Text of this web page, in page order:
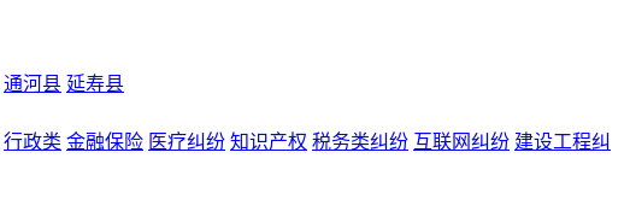
通河县 延寿县
行政类 金融保险 医疗纠纷 知识产权 税务类纠纷 互联网纠纷 建设工程纠